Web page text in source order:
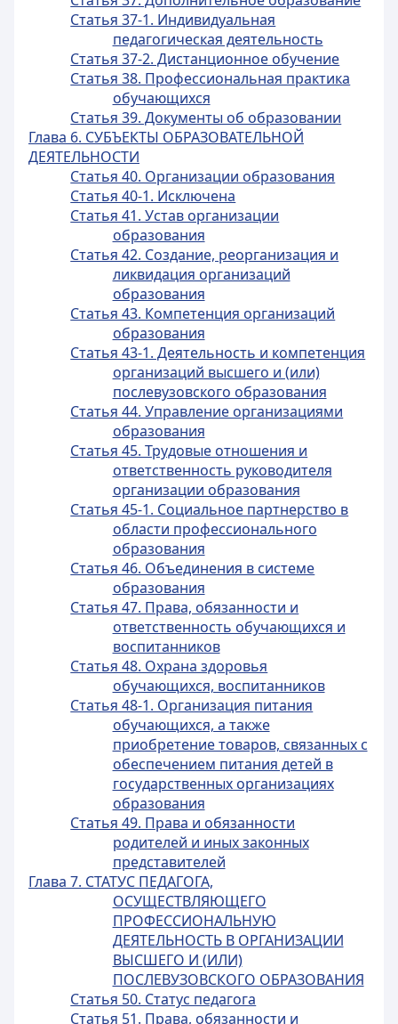
Статья 37-1. Индивидуальная
педагогическая деятельность
Статья 37-2. Дистанционное обучение
Статья 38. Профессиональная практика
обучающихся
Статья 39. Документы об образовании
Глава 6. СУБЪЕКТЫ ОБРАЗОВАТЕЛЬНОЙ
ДЕЯТЕЛЬНОСТИ
Статья 40. Организации образования
Статья 40-1. Исключена
Статья 41. Устав организации
образования
Статья 42. Создание, реорганизация и
ликвидация организаций
образования
Статья 43. Компетенция организаций
образования
Статья 43-1. Деятельность и компетенция
организаций высшего и (или)
послевузовского образования
Статья 44. Управление организациями
образования
Статья 45. Трудовые отношения и
ответственность руководителя
организации образования
Статья 45-1. Социальное партнерство в
области профессионального
образования
Статья 46. Объединения в системе
образования
Статья 47. Права, обязанности и
ответственность обучающихся и
воспитанников
Статья 48. Охрана здоровья
обучающихся, воспитанников
Статья 48-1. Организация питания
обучающихся, а также
приобретение товаров, связанных с
обеспечением питания детей в
государственных организациях
образования
Статья 49. Права и обязанности
родителей и иных законных
представителей
Глава 7. СТАТУС ПЕДАГОГА,
ОСУЩЕСТВЛЯЮЩЕГО
ПРОФЕССИОНАЛЬНУЮ
ДЕЯТЕЛЬНОСТЬ В ОРГАНИЗАЦИИ
ВЫСШЕГО И (ИЛИ)
ПОСЛЕВУЗОВСКОГО ОБРАЗОВАНИЯ
Статья 50. Статус педагога
Статья 51. Права, обязанности и